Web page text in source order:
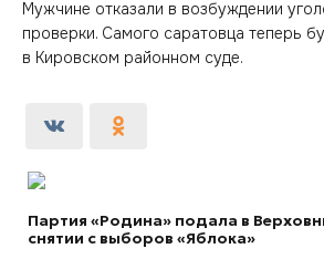
Мужчине отказали в возбуждении
проверки. Самого саратовца теперь
в Кировском районном суде.
Партия «Родина» подала в
снятии с выборов «Яблока»